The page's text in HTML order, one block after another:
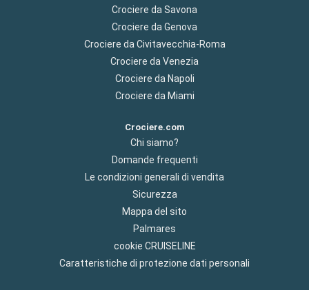
Crociere da Savona
Crociere da Genova
Crociere da Civitavecchia-Roma
Crociere da Venezia
Crociere da Napoli
Crociere da Miami
Crociere.com
Chi siamo?
Domande frequenti
Le condizioni generali di vendita
Sicurezza
Mappa del sito
Palmares
cookie CRUISELINE
Caratteristiche di protezione dati personali